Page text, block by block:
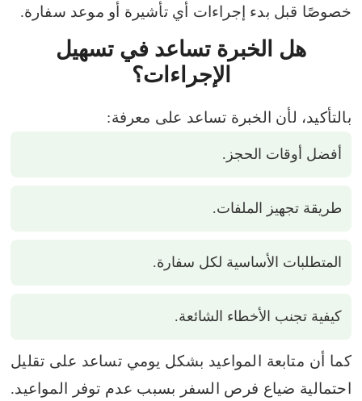
خصوصًا قبل بدء إجراءات أي تأشيرة أو موعد سفارة.
هل الخبرة تساعد في تسهيل
الإجراءات؟
بالتأكيد، لأن الخبرة تساعد على معرفة:
أفضل أوقات الحجز.
طريقة تجهيز الملفات.
المتطلبات الأساسية لكل سفارة.
كيفية تجنب الأخطاء الشائعة.
كما أن متابعة المواعيد بشكل يومي تساعد على تقليل
احتمالية ضياع فرص السفر بسبب عدم توفر المواعيد.